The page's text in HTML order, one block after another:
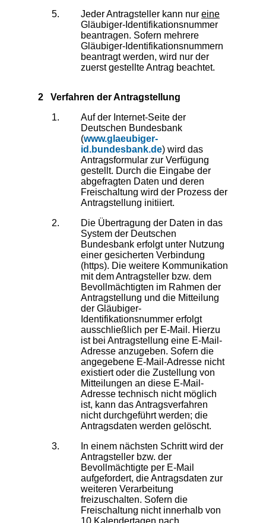
Jeder Antragsteller kann nur eine
Gläubiger-Identifikationsnummer
beantragen. Sofern mehrere
Gläubiger-Identifikationsnummern
beantragt werden, wird nur der
zuerst gestellte Antrag beachtet.
2 Verfahren der Antragstellung
Auf der Internet-Seite der
Deutschen Bundesbank
(www.glaeubiger-
id.bundesbank.de) wird das
Antragsformular zur Verfügung
gestellt. Durch die Eingabe der
abgefragten Daten und deren
Freischaltung wird der Prozess der
Antragstellung initiiert.
Die Übertragung der Daten in das
System der Deutschen
Bundesbank erfolgt unter Nutzung
einer gesicherten Verbindung
(https). Die weitere Kommunikation
mit dem Antragsteller bzw. dem
Bevollmächtigten im Rahmen der
Antragstellung und die Mitteilung
der Gläubiger-
Identifikationsnummer erfolgt
ausschließlich per E-Mail. Hierzu
ist bei Antragstellung eine E-Mail-
Adresse anzugeben. Sofern die
angegebene E-Mail-Adresse nicht
existiert oder die Zustellung von
Mitteilungen an diese E-Mail-
Adresse technisch nicht möglich
ist, kann das Antragsverfahren
nicht durchgeführt werden; die
Antragsdaten werden gelöscht.
In einem nächsten Schritt wird der
Antragsteller bzw. der
Bevollmächtigte per E-Mail
aufgefordert, die Antragsdaten zur
weiteren Verarbeitung
freizuschalten. Sofern die
Freischaltung nicht innerhalb von